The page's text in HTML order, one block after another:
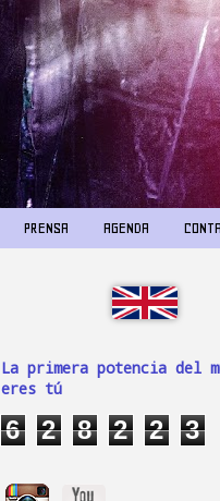
PRENSA AGENDA
La primera potencia del
eres tú
6 2 8 2 2 3